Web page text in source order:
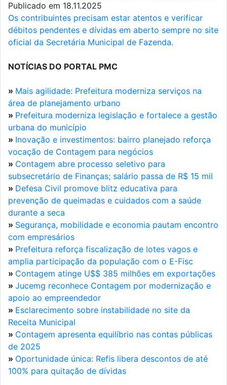
Publicado em 18.11.2025
Os contribuintes precisam estar atentos e verificar
débitos pendentes e dívidas em aberto sempre no site
oficial da Secretária Municipal de Fazenda.
NOTÍCIAS DO PORTAL PMC
» Mais agilidade: Prefeitura moderniza serviços na
área de planejamento urbano
» Prefeitura moderniza legislação e fortalece a gestão
urbana do município
» Inovação e investimentos: bairro planejado reforça
vocação de Contagem para negócios
» Contagem abre processo seletivo para
subsecretário de Finanças; salário passa de R$ 15 mil
» Defesa Civil promove blitz educativa para
prevenção de queimadas e cuidados com a saúde
durante a seca
» Segurança, mobilidade e economia pautam encontro
com empresários
» Prefeitura reforça fiscalização de lotes vagos e
amplia participação da população com o E-Fisc
» Contagem atinge U$$ 385 milhões em exportações
» Jucemg reconhece Contagem por modernização e
apoio ao empreendedor
» Esclarecimento sobre instabilidade no site da
Receita Municipal
» Contagem apresenta equilíbrio nas contas públicas
de 2025
» Oportunidade única: Refis libera descontos de até
100% para quitação de dívidas